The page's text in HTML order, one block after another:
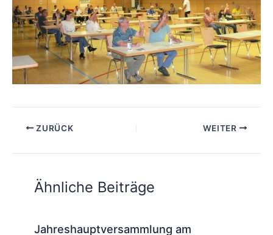
ZURÜCK WEITER
Ähnliche Beiträge
Jahreshauptversammlung am